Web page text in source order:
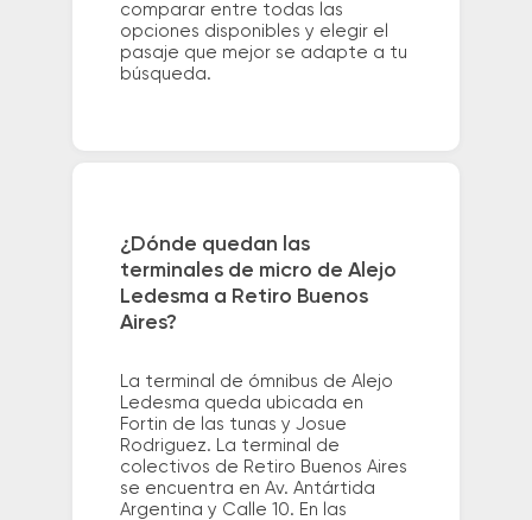
comparar entre todas las
opciones disponibles y elegir el
pasaje que mejor se adapte a tu
búsqueda.
¿Dónde quedan las
terminales de micro de Alejo
Ledesma a Retiro Buenos
Aires?
La terminal de ómnibus de Alejo
Ledesma queda ubicada en
Fortin de las tunas y Josue
Rodriguez. La terminal de
colectivos de Retiro Buenos Aires
se encuentra en Av. Antártida
Argentina y Calle 10. En las